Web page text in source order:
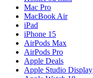
Mac Pro
MacBook Air
iPad
iPhone 15
AirPods Max
AirPods Pro
Apple Deals
Apple Studio Display